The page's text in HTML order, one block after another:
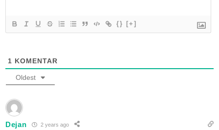
{} [+]
1 KOMENTAR
Oldest
Dejan 2 years ago